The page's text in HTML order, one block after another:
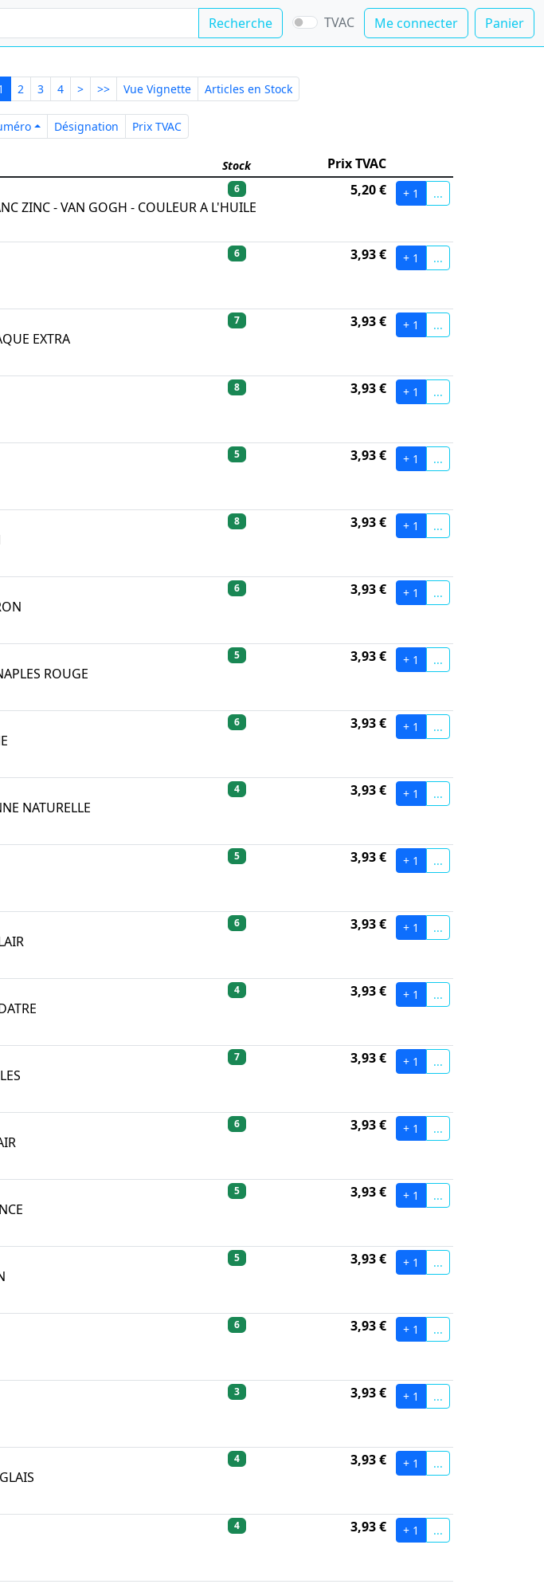
Recherche TVAC Me connecter Panier
Courante
2 3 4 >Suivante
>>Dernière
Vue Vignette Articles en Stock
NuméroDésignationDésignation
Prix TVACPrix TVAC
Stock
Prix TVAC
ZINC - VAN GOGH - COULEUR A L'HUILE
6 5,20 € + 1 ...
6 3,93 € + 1 ...
EXTRA
7 3,93 € + 1 ...
8 3,93 € + 1 ...
5 3,93 € + 1 ...
8 3,93 € + 1 ...
6 3,93 € + 1 ...
ROUGE
5 3,93 € + 1 ...
6 3,93 € + 1 ...
NATURELLE
4 3,93 € + 1 ...
5 3,93 € + 1 ...
6 3,93 € + 1 ...
4 3,93 € + 1 ...
7 3,93 € + 1 ...
6 3,93 € + 1 ...
5 3,93 € + 1 ...
5 3,93 € + 1 ...
6 3,93 € + 1 ...
3 3,93 € + 1 ...
4 3,93 € + 1 ...
4 3,93 € + 1 ...